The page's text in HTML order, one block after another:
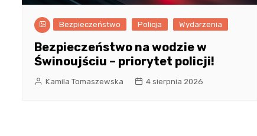
Bezpieczeństwo Policja Wydarzenia
Bezpieczeństwo na wodzie w
Świnoujściu – priorytet policji!
Kamila Tomaszewska 4 sierpnia 2026